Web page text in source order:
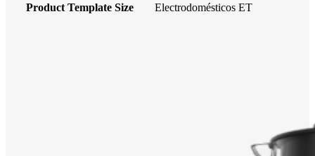
Product Template Size Electrodomésticos ET